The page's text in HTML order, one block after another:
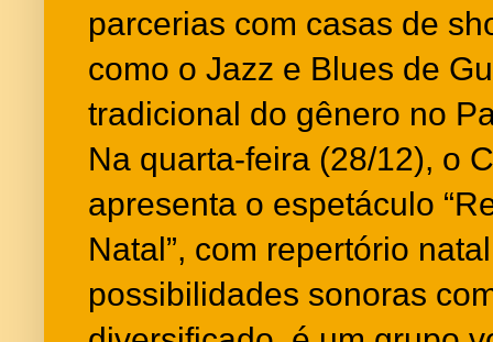
parcerias com casas de
como o Jazz e Blues de
tradicional do gênero no
Na quarta-feira (28/12), o
apresenta o espetáculo
Natal”, com repertório
possibilidades sonoras